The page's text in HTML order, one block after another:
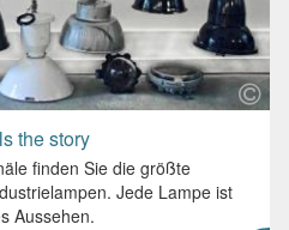
the story
finden Sie die größte
Jede Lampe ist
Aussehen.